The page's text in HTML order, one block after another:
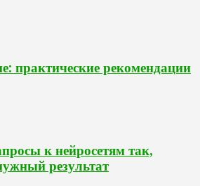
практические рекомендации
к нейросетям так,
результат